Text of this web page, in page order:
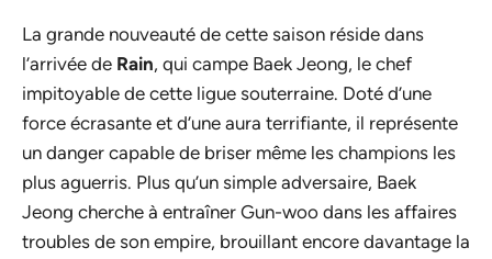
La grande nouveauté de cette saison réside dans
l’arrivée de Rain, qui campe Baek Jeong, le chef
impitoyable de cette ligue souterraine. Doté d’une
force écrasante et d’une aura terrifiante, il représente
un danger capable de briser même les champions les
plus aguerris. Plus qu’un simple adversaire, Baek
Jeong cherche à entraîner Gun-woo dans les affaires
troubles de son empire, brouillant encore davantage la